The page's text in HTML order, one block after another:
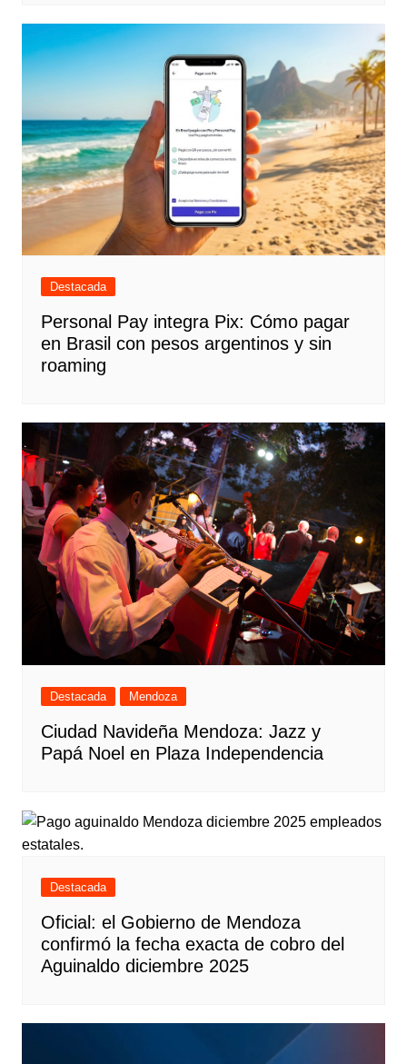
Destacada
Personal Pay integra Pix: Cómo pagar
en Brasil con pesos argentinos y sin
roaming
Destacada Mendoza
Ciudad Navideña Mendoza: Jazz y
Papá Noel en Plaza Independencia
Destacada
Oficial: el Gobierno de Mendoza
confirmó la fecha exacta de cobro del
Aguinaldo diciembre 2025